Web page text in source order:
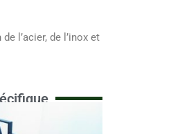
l’acier, de l’inox et